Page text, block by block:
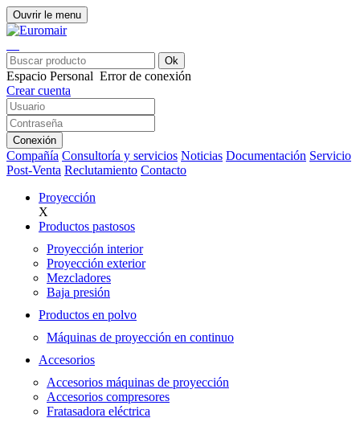
Ouvrir le menu
Ok
Espacio Personal Error de conexión
Crear cuenta
Conexión
Compañía Consultoría y servicios Noticias Documentación Servicio
Post-Venta Reclutamiento Contacto
Proyección
X
Productos pastosos
Proyección interior
Proyección exterior
Mezcladores
Baja presión
Productos en polvo
Máquinas de proyección en continuo
Accesorios
Accesorios máquinas de proyección
Accesorios compresores
Fratasadora eléctrica